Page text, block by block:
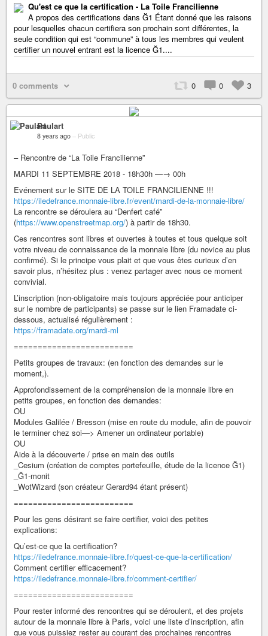
Qu'est ce que la certification - La Toile Francilienne
A propos des certifications dans Ğ1 Étant donné que les raisons
pour lesquelles chacun certifiera son prochain sont différentes, la
seule condition qui est “commune” à tous les membres qui veulent
certifier un nouvel entrant est la licence Ğ1....
0 comments 0 0 3
Paulart
8 years ago – Public
– Rencontre de “La Toile Francilienne”
MARDI 11 SEPTEMBRE 2018 - 18h30h —→ 00h
Evénement sur le SITE DE LA TOILE FRANCILIENNE !!!
https://iledefrance.monnaie-libre.fr/event/mardi-de-la-monnaie-libre/
La rencontre se déroulera au “Denfert café”
(https://www.openstreetmap.org/) à partir de 18h30.
Ces rencontres sont libres et ouvertes à toutes et tous quelque soit
votre niveau de connaissance de la monnaie libre (du novice au plus
confirmé). Si le principe vous plait et que vous êtes curieux d’en
savoir plus, n’hésitez plus : venez partager avec nous ce moment
convivial.
L’inscription (non-obligatoire mais toujours appréciée pour anticiper
sur le nombre de participants) se passe sur le lien Framadate ci-
dessous, actualisé régulièrement :
https://framadate.org/mardi-ml
=========================
Petits groupes de travaux: (en fonction des demandes sur le
moment,).
Approfondissement de la compréhension de la monnaie libre en
petits groupes, en fonction des demandes:
OU
Modules Galilée / Bresson (mise en route du module, afin de pouvoir
le terminer chez soi—> Amener un ordinateur portable)
OU
Aide à la découverte / prise en main des outils
_Cesium (création de comptes portefeuille, étude de la licence Ğ1)
_Ğ1-monit
_WotWizard (son créateur Gerard94 étant présent)
=========================
Pour les gens désirant se faire certifier, voici des petites
explications:
Qu’est-ce que la certification?
https://iledefrance.monnaie-libre.fr/quest-ce-que-la-certification/
Comment certifier efficacement?
https://iledefrance.monnaie-libre.fr/comment-certifier/
=========================
Pour rester informé des rencontres qui se déroulent, et des projets
autour de la monnaie libre à Paris, voici une liste d’inscription, afin
que vous puissiez rester au courant des prochaines rencontres